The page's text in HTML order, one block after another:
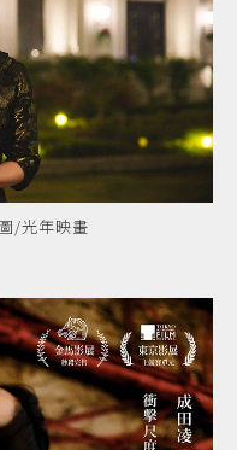
/光年映畫